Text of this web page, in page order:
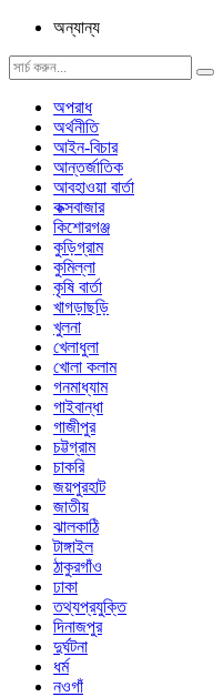
অন্যান্য
অপরাধ
অর্থনীতি
আইন-বিচার
আন্তর্জাতিক
আবহাওয়া বার্তা
কক্সবাজার
কিশোরগঞ্জ
কুড়িগ্রাম
কুমিল্লা
কৃষি বার্তা
খাগড়াছড়ি
খুলনা
খেলাধুলা
খোলা কলাম
গনমাধ্যাম
গাইবান্ধা
গাজীপুর
চট্টগ্রাম
চাকরি
জয়পুরহাট
জাতীয়
ঝালকাঠি
টাঙ্গাইল
ঠাকুরগাঁও
ঢাকা
তথ্যপ্রযুক্তি
দিনাজপুর
দুর্ঘটনা
ধর্ম
নওগাঁ